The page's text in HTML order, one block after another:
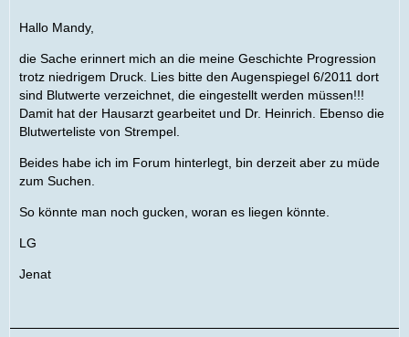
Hallo Mandy,
die Sache erinnert mich an die meine Geschichte Progression
trotz niedrigem Druck. Lies bitte den Augenspiegel 6/2011 dort
sind Blutwerte verzeichnet, die eingestellt werden müssen!!!
Damit hat der Hausarzt gearbeitet und Dr. Heinrich. Ebenso die
Blutwerteliste von Strempel.
Beides habe ich im Forum hinterlegt, bin derzeit aber zu müde
zum Suchen.
So könnte man noch gucken, woran es liegen könnte.
LG
Jenat